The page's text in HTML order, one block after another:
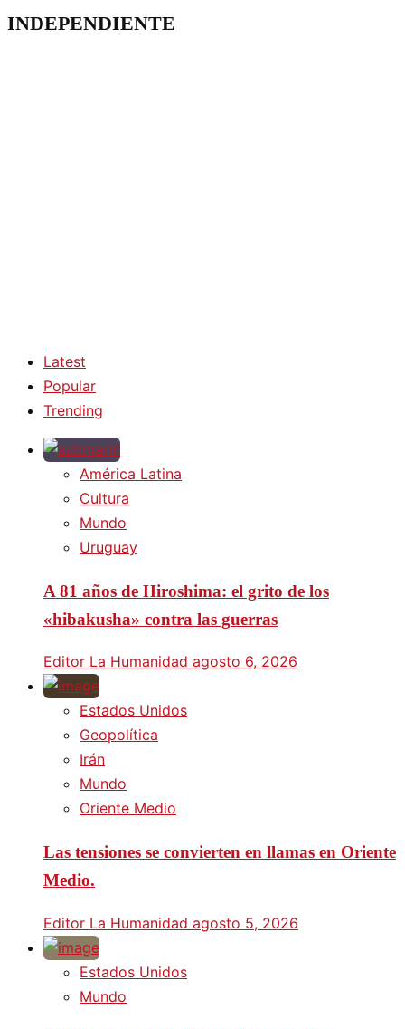
INDEPENDIENTE
Latest
Popular
Trending
América Latina
Cultura
Mundo
Uruguay
A 81 años de Hiroshima: el grito de los
«hibakusha» contra las guerras
Editor La Humanidad agosto 6, 2026
Estados Unidos
Geopolítica
Irán
Mundo
Oriente Medio
Las tensiones se convierten en llamas en Oriente
Medio.
Editor La Humanidad agosto 5, 2026
Estados Unidos
Mundo